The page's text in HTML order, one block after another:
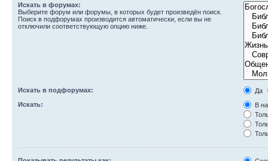
Искать в форумах:
Выберите форум или форумы, в которых будет произведён поиск.
Поиск в подфорумах производится автоматически, если вы не
отключили соответствующую опцию ниже.
Искать в подфорумах:
Да
Искать:
В